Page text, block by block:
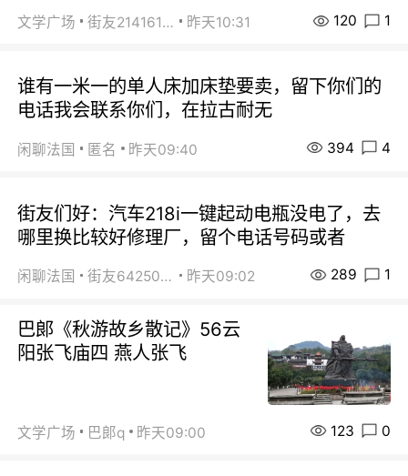
文学广场 街友21416156 昨天10:31 120 1
谁有一米一的单人床加床垫要卖，留下你们的
电话我会联系你们，在拉古耐无
闲聊法国 匿名 昨天09:40 394 4
街友们好：汽车218i一键起动电瓶没电了，去
哪里换比较好修理厂，留个电话号码或者
闲聊法国 街友64250024 昨天09:02 289 1
巴郞《秋游故乡散记》56云
阳张飞庙四 燕人张飞
文学广场 巴郞q 昨天09:00 123 0